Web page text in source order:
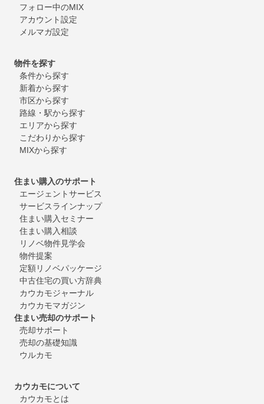
フォロー中のMIX
アカウント設定
メルマガ設定
物件を探す
条件から探す
新着から探す
市区から探す
路線・駅から探す
エリアから探す
こだわりから探す
MIXから探す
住まい購入のサポート
エージェントサービス
サービスラインナップ
住まい購入セミナー
住まい購入相談
リノベ物件見学会
物件提案
定額リノベパッケージ
中古住宅の買い方辞典
カウカモジャーナル
カウカモマガジン
住まい売却のサポート
売却サポート
売却の基礎知識
ウルカモ
カウカモについて
カウカモとは